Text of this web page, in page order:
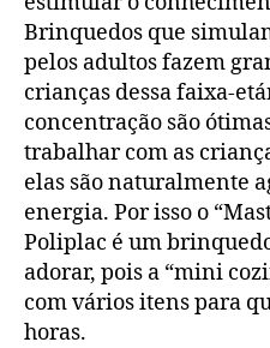
Brinquedos que
pelos adultos fazem
crianças dessa faixa-
concentração são
trabalhar com as
elas são naturalmente
energia. Por isso o
Poliplac é um
adorar, pois a “mini
com vários itens para
horas.